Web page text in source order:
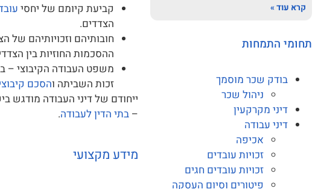
קרא עוד »
תחומי התמחות
בודק שכר מוסמך
ניהול שכר
דיני מקרקעין
דיני עבודה
אכיפה
זכויות עובדים
זכויות עובדים חגים
פיטורים וסיום העסקה
קביעת קיומם של יחסי
הצדדים.
חובותיהם וזכויותיהם של
ההסכמות החוזיות בין
משפט העבודה הקיבוצי –
זכות השביתה והסכם
ייחודם של דיני העבודה מודגש
– בתי הדין לעבודה.
מידע מקצועי